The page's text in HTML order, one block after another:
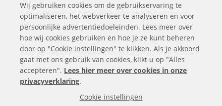
Contactgegevens
Wij gebruiken cookies om de gebruikservaring te
optimaliseren, het webverkeer te analyseren en voor
persoonlijke advertentiedoeleinden. Lees meer over
hoe wij cookies gebruiken en hoe je ze kunt beheren
door op "Cookie instellingen" te klikken. Als je akkoord
gaat met ons gebruik van cookies, klikt u op "Alles
accepteren". Lees hier meer over cookies in onze
privacyverklaring.
Cookie instellingen